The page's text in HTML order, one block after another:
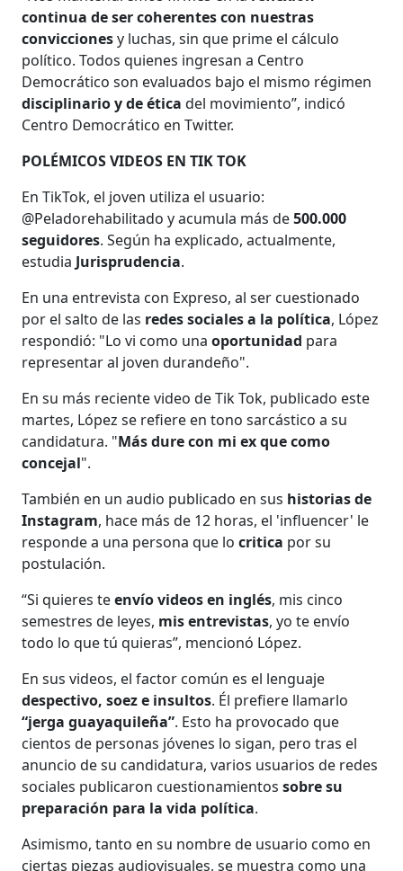
continua de ser coherentes con nuestras
conviccionesy luchas, sin que prime el cálculo
político. Todos quienes ingresan a Centro
Democrático son evaluados bajo el mismo régimen
disciplinario y de ética del movimiento”, indicó
Centro Democrático en Twitter.
POLÉMICOS VIDEOS EN TIK TOK
En TikTok, el joven utiliza el usuario:
@Peladorehabilitado y acumula más de500.000
seguidores. Según ha explicado, actualmente,
estudia Jurisprudencia.
En una entrevista con Expreso, al ser cuestionado
por el salto de las redes sociales a la política, López
respondió: "Lo vi como una oportunidad para
representar al joven durandeño".
En su más reciente video de Tik Tok, publicado este
martes, López se refiere en tono sarcástico a su
candidatura. "Más dure con mi ex que como
concejal".
También en un audio publicado en sus historias de
Instagram, hace más de 12 horas, el 'influencer' le
responde a una persona que locritica por su
postulación.
“Si quieres teenvío videos en inglés, mis cinco
semestres de leyes, mis entrevistas, yo te envío
todo lo que tú quieras”, mencionó López.
En sus videos, el factor común es el lenguaje
despectivo, soez e insultos. Él prefiere llamarlo
“jerga guayaquileña”. Esto ha provocado que
cientos de personas jóvenes lo sigan, pero tras el
anuncio de su candidatura, varios usuarios de redes
sociales publicaron cuestionamientossobre su
preparación para la vida política.
Asimismo, tanto en su nombre de usuario como en
ciertas piezas audiovisuales, se muestra como una